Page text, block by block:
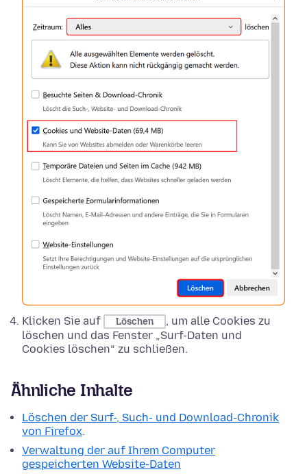
Klicken Sie auf Löschen
, um alle Cookies zu
löschen und das Fenster „Surf-Daten und
Cookies löschen“ zu schließen.
Ähnliche Inhalte
Löschen der Surf-, Such- und Download-Chronik
von Firefox.
Verwaltung der auf Ihrem Computer
gespeicherten Website-Daten